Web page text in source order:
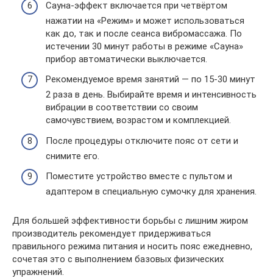
Сауна-эффект включается при четвёртом
нажатии на «Режим» и может использоваться
как до, так и после сеанса вибромассажа. По
истечении 30 минут работы в режиме «Сауна»
прибор автоматически выключается.
Рекомендуемое время занятий — по 15-30 минут
2 раза в день. Выбирайте время и интенсивность
вибрации в соответствии со своим
самочувствием, возрастом и комплекцией.
После процедуры отключите пояс от сети и
снимите его.
Поместите устройство вместе с пультом и
адаптером в специальную сумочку для хранения.
Для большей эффективности борьбы с лишним жиром
производитель рекомендует придерживаться
правильного режима питания и носить пояс ежедневно,
сочетая это с выполнением базовых физических
упражнений.